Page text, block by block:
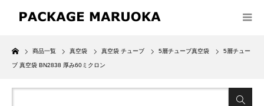
Home
商品一覧 真空袋 真空袋 チューブ 5層チューブ真空袋 5層チュー
ブ 真空袋 BN2838 厚み60ミクロン